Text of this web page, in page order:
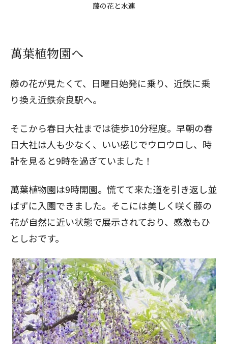
藤の花と水連
萬葉植物園へ
藤の花が見たくて、日曜日始発に乗り、近鉄に乗
り換え近鉄奈良駅へ。
そこから春日大社までは徒歩10分程度。早朝の春
日大社は人も少なく、いい感じでウロウロし、時
計を見ると9時を過ぎていました！
萬葉植物園は9時開園。慌てて来た道を引き返し並
ばずに入園できました。そこには美しく咲く藤の
花が自然に近い状態で展示されており、感激もひ
としおです。